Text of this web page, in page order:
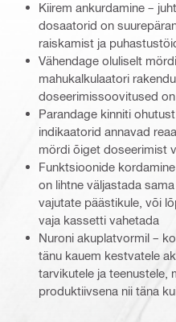
Kiirem ankurdamine –
dosaatorid on
raiskamist ja
Vähendage oluliselt
mahukalkulaatori
doseerimissoovitused
Parandage kinniti
indikaatorid annavad
mördi õiget doseerimist
Funktsioonide
on lihtne väljastada
vajutate päästikule, või
vaja kassetti vahetada
Nuroni akuplatvormil –
tänu kauem kestvatele
tarvikutele ja teenustele,
produktiivsena nii täna